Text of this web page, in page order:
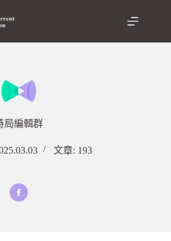
局編輯群
文章: 193